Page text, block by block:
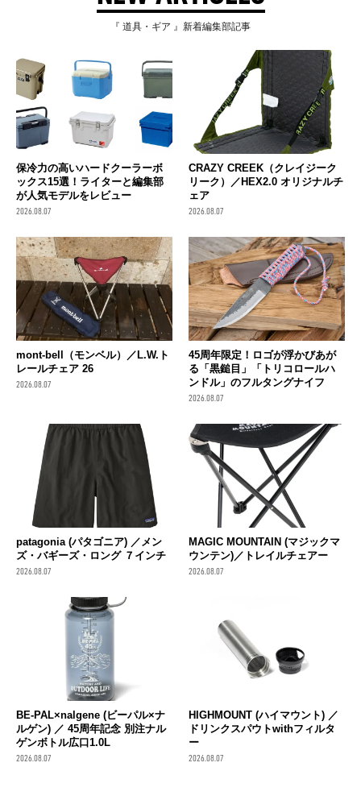
『 道具・ギア 』新着編集部記事
保冷力の高いハードクーラーボ
ックス15選！ライターと編集部
が人気モデルをレビュー
2026.08.07
CRAZY CREEK（クレイジーク
リーク）／HEX2.0 オリジナルチ
ェア
2026.08.07
mont-bell（モンベル）／L.W.ト
レールチェア 26
2026.08.07
45周年限定！ロゴが浮かびあが
る「黒鎚目」「トリコロールハ
ンドル」のフルタングナイフ
2026.08.07
patagonia (パタゴニア) ／メン
ズ・バギーズ・ロング ７インチ
2026.08.07
MAGIC MOUNTAIN (マジックマ
ウンテン)／トレイルチェアー
2026.08.07
BE-PAL×nalgene (ビーパル×ナ
ルゲン) ／ 45周年記念 別注ナル
ゲンボトル広口1.0L
2026.08.07
HIGHMOUNT (ハイマウント) ／
ドリンクスパウトwithフィルタ
ー
2026.08.07